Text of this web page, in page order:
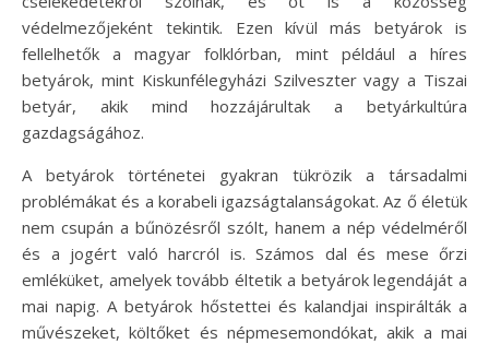
védelmezőjeként tekintik. Ezen kívül más betyárok is
fellelhetők a magyar folklórban, mint például a híres
betyárok, mint Kiskunfélegyházi Szilveszter vagy a Tiszai
betyár, akik mind hozzájárultak a betyárkultúra
gazdagságához.
A betyárok történetei gyakran tükrözik a társadalmi
problémákat és a korabeli igazságtalanságokat. Az ő életük
nem csupán a bűnözésről szólt, hanem a nép védelméről
és a jogért való harcról is. Számos dal és mese őrzi
emléküket, amelyek tovább éltetik a betyárok legendáját a
mai napig. A betyárok hőstettei és kalandjai inspirálták a
művészeket, költőket és népmesemondókat, akik a mai